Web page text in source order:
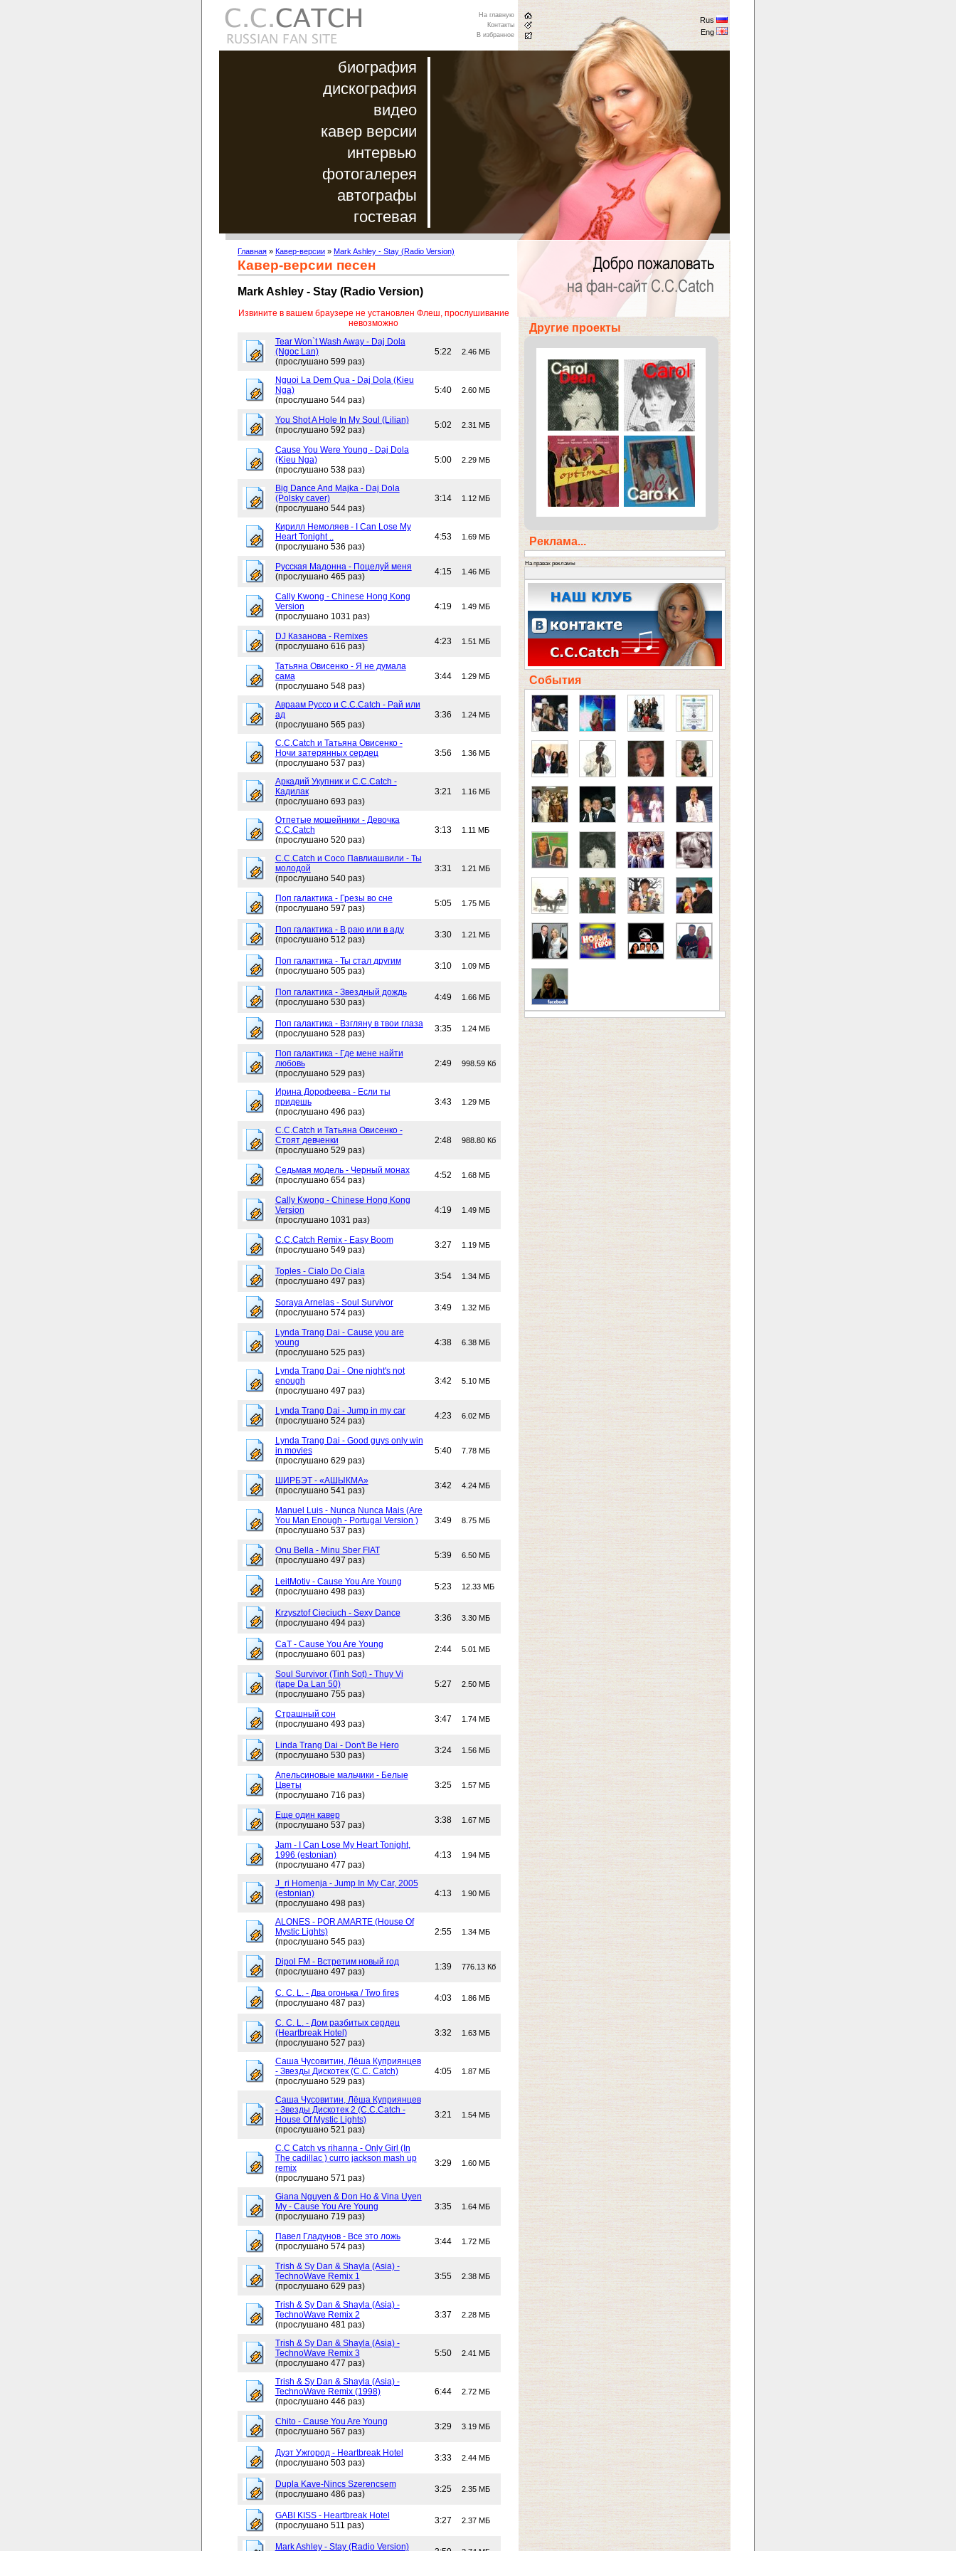
биография
дискография
видео
кавер версии
интервью
фотогалерея
автографы
гостевая
На главную
Контакты
В избранное
Rus
Eng
Главная » Кавер-версии » Mark Ashley - Stay (Radio Version)
Кавер-версии песен
Mark Ashley - Stay (Radio Version)
Извините в вашем браузере не установлен Флеш, прослушивание
невозможно
Tear Won`t Wash Away - Daj Dola
(Ngoc Lan)
(прослушано 599 раз)
5:22 2.46 МБ
Nguoi La Dem Qua - Daj Dola (Kieu
Nga)
(прослушано 544 раз)
5:40 2.60 МБ
You Shot A Hole In My Soul (Lilian)
(прослушано 592 раз)
5:02 2.31 МБ
Cause You Were Young - Daj Dola
(Kieu Nga)
(прослушано 538 раз)
5:00 2.29 МБ
Big Dance And Majka - Daj Dola
(Polsky caver)
(прослушано 544 раз)
3:14 1.12 МБ
Кирилл Немоляев - I Can Lose My
Heart Tonight ..
(прослушано 536 раз)
4:53 1.69 МБ
Русская Мадонна - Поцелуй меня
(прослушано 465 раз)
4:15 1.46 МБ
Cally Kwong - Chinese Hong Kong
Version
(прослушано 1031 раз)
4:19 1.49 МБ
DJ Казанова - Remixes
(прослушано 616 раз)
4:23 1.51 МБ
Татьяна Овисенко - Я не думала
сама
(прослушано 548 раз)
3:44 1.29 МБ
Авраам Руссо и C.C.Catch - Рай или
ад
(прослушано 565 раз)
3:36 1.24 МБ
C.C.Catch и Татьяна Овисенко -
Ночи затерянных сердец
(прослушано 537 раз)
3:56 1.36 МБ
Аркадий Укупник и C.C.Catch -
Кадилак
(прослушано 693 раз)
3:21 1.16 МБ
Отпетые мошейники - Девочка
C.C.Catch
(прослушано 520 раз)
3:13 1.11 МБ
C.C.Catch и Сосо Павлиашвили - Ты
молодой
(прослушано 540 раз)
3:31 1.21 МБ
Поп галактика - Грезы во сне
(прослушано 597 раз)
5:05 1.75 МБ
Поп галактика - В раю или в аду
(прослушано 512 раз)
3:30 1.21 МБ
Поп галактика - Ты стал другим
(прослушано 505 раз)
3:10 1.09 МБ
Поп галактика - Звездный дождь
(прослушано 530 раз)
4:49 1.66 МБ
Поп галактика - Взгляну в твои глаза
(прослушано 528 раз)
3:35 1.24 МБ
Поп галактика - Где мене найти
любовь
(прослушано 529 раз)
2:49 998.59 Кб
Ирина Дорофеева - Если ты
придешь
(прослушано 496 раз)
3:43 1.29 МБ
C.C.Catch и Татьяна Овисенко -
Стоят девченки
(прослушано 529 раз)
2:48 988.80 Кб
Седьмая модель - Черный монах
(прослушано 654 раз)
4:52 1.68 МБ
Cally Kwong - Chinese Hong Kong
Version
(прослушано 1031 раз)
4:19 1.49 МБ
C.C.Catch Remix - Easy Boom
(прослушано 549 раз)
3:27 1.19 МБ
Toples - Cialo Do Ciala
(прослушано 497 раз)
3:54 1.34 МБ
Soraya Arnelas - Soul Survivor
(прослушано 574 раз)
3:49 1.32 МБ
Lynda Trang Dai - Cause you are
young
(прослушано 525 раз)
4:38 6.38 МБ
Lynda Trang Dai - One night's not
enough
(прослушано 497 раз)
3:42 5.10 МБ
Lynda Trang Dai - Jump in my car
(прослушано 524 раз)
4:23 6.02 МБ
Lynda Trang Dai - Good guys only win
in movies
(прослушано 629 раз)
5:40 7.78 МБ
ШИРБЭТ - «АШЫКМА»
(прослушано 541 раз)
3:42 4.24 МБ
Manuel Luis - Nunca Nunca Mais (Are
You Man Enough - Portugal Version )
(прослушано 537 раз)
3:49 8.75 МБ
Onu Bella - Minu Sber FIAT
(прослушано 497 раз)
5:39 6.50 МБ
LeitMotiv - Cause You Are Young
(прослушано 498 раз)
5:23 12.33 МБ
Krzysztof Cieciuch - Sexy Dance
(прослушано 494 раз)
3:36 3.30 МБ
CaT - Cause You Are Young
(прослушано 601 раз)
2:44 5.01 МБ
Soul Survivor (Tinh Sot) - Thuy Vi
(tape Da Lan 50)
(прослушано 755 раз)
5:27 2.50 МБ
Страшный сон
(прослушано 493 раз)
3:47 1.74 МБ
Linda Trang Dai - Don't Be Hero
(прослушано 530 раз)
3:24 1.56 МБ
Апельсиновые мальчики - Белые
Цветы
(прослушано 716 раз)
3:25 1.57 МБ
Еще один кавер
(прослушано 537 раз)
3:38 1.67 МБ
Jam - I Can Lose My Heart Tonight,
1996 (estonian)
(прослушано 477 раз)
4:13 1.94 МБ
J_ri Homenja - Jump In My Car, 2005
(estonian)
(прослушано 498 раз)
4:13 1.90 МБ
ALONES - POR AMARTE (House Of
Mystic Lights)
(прослушано 545 раз)
2:55 1.34 МБ
Dipol FM - Встретим новый год
(прослушано 497 раз)
1:39 776.13 Кб
C. C. L. - Два огонька / Two fires
(прослушано 487 раз)
4:03 1.86 МБ
C. C. L. - Дом разбитых сердец
(Heartbreak Hotel)
(прослушано 527 раз)
3:32 1.63 МБ
Саша Чусовитин, Лёша Куприянцев
- Звезды Дискотек (C.C. Catch)
(прослушано 529 раз)
4:05 1.87 МБ
Саша Чусовитин, Лёша Куприянцев
- Звезды Дискотек 2 (C.C.Catch -
House Of Mystic Lights)
(прослушано 521 раз)
3:21 1.54 МБ
C.C Catch vs rihanna - Only Girl (In
The cadillac ) curro jackson mash up
remix
(прослушано 571 раз)
3:29 1.60 МБ
Giana Nguyen & Don Ho & Vina Uyen
My - Cause You Are Young
(прослушано 719 раз)
3:35 1.64 МБ
Павел Гладунов - Все это ложь
(прослушано 574 раз)
3:44 1.72 МБ
Trish & Sy Dan & Shayla (Asia) -
TechnoWave Remix 1
(прослушано 629 раз)
3:55 2.38 МБ
Trish & Sy Dan & Shayla (Asia) -
TechnoWave Remix 2
(прослушано 481 раз)
3:37 2.28 МБ
Trish & Sy Dan & Shayla (Asia) -
TechnoWave Remix 3
(прослушано 477 раз)
5:50 2.41 МБ
Trish & Sy Dan & Shayla (Asia) -
TechnoWave Remix (1998)
(прослушано 446 раз)
6:44 2.72 МБ
Chito - Cause You Are Young
(прослушано 567 раз)
3:29 3.19 МБ
Дуэт Ужгород - Heartbreak Hotel
(прослушано 503 раз)
3:33 2.44 МБ
Dupla Kave-Nincs Szerencsem
(прослушано 486 раз)
3:25 2.35 МБ
GABI KISS - Heartbreak Hotel
(прослушано 511 раз)
3:27 2.37 МБ
Mark Ashley - Stay (Radio Version)
Другие проекты
Реклама...
На правах рекламы
События